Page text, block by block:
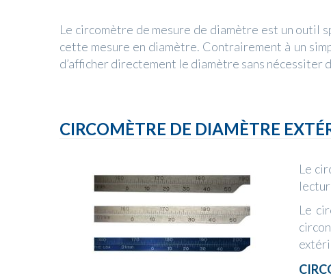
Le circomètre de mesure de diamètre est un
cette mesure en diamètre. Contrairement à un
d’afficher directement le diamètre sans nécessiter
CIRCOMÈTRE DE DIAMÈTRE
Le
Le